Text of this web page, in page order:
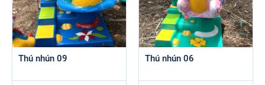
Thú nhún 09 Thú nhún 06